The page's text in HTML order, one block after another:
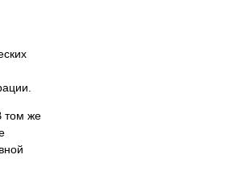
том же